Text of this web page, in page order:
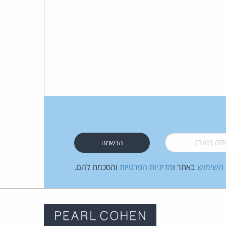
(שוב)*
השימוש באתר ומדיניות הפרטיות והסכמת להם.